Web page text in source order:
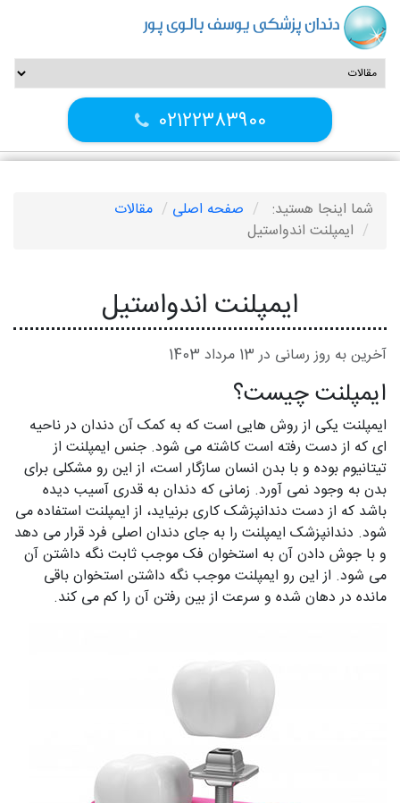
دندان پزشکی یوسف بالوی پور
02122383900
شما اینجا هستید: صفحه اصلی
مقالات
ایمپلنت اندواستیل
ایمپلنت اندواستیل
آخرین به روز رسانی در 13 مرداد 1403
ایمپلنت چیست؟
ایمپلنت یکی از روش‌ هایی است که به کمک آن دندان در ناحیه‌
ای که از دست رفته است کاشته می‌ شود. جنس ایمپلنت از
تیتانیوم بوده و با بدن انسان سازگار است، از این رو مشکلی برای
بدن به وجود نمی‌ آورد. زمانی که دندان به قدری آسیب دیده
باشد که از دست دندانپزشک کاری برنیاید، از ایمپلنت استفاده می‌
شود. دندانپزشک ایمپلنت را به جای دندان اصلی فرد قرار می‌ دهد
و با جوش دادن آن به استخوان فک موجب ثابت نگه داشتن آن
می‌ شود. از این رو ایمپلنت موجب نگه داشتن استخوان باقی
مانده در دهان شده و سرعت از بین رفتن آن را کم می‌ کند.